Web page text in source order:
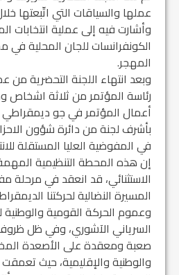
عملها والسياقات التي اتّبعتها
وأشارت فيه إلى عملية انتخابات
الكونفرانسات للجان المحلية
المهجر.
وبعد انتهاء اللجنة التحضرية من
رئاسة المؤتمر من ثلاثة اشخاص
أعمال المؤتمر في جو ديمقراطي
بأشرف لجنة من دائرة شؤون
في المفوضية العليا المستقلة
إن هذه المحطة التنظيمية
الاستثنائي، قد انعقد في مرحلة
المسيرة النضالية لحركتنا
وعموم الحركة القومية والوطنية
السرياني الآشوري، وفي ظل
صعبة ومعقدة على الأصعدة
والوطنية والإقليمية، حيث